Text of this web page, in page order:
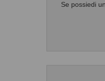
Se possiedi